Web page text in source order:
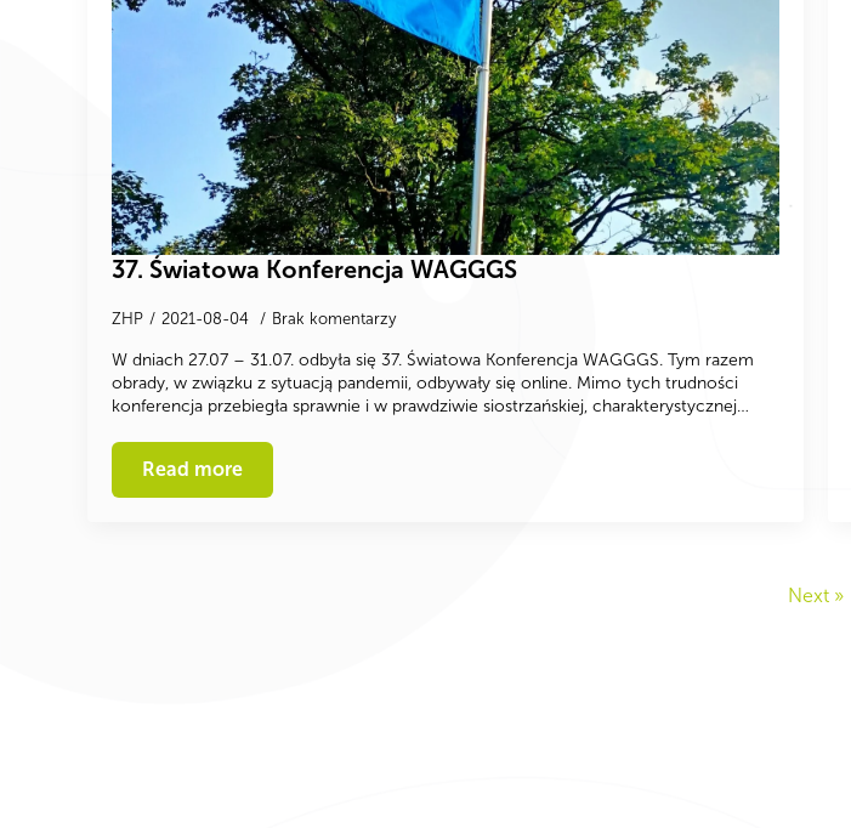
37. Światowa Konferencja WAGGGS
ZHP 2021-08-04 Brak komentarzy
W dniach 27.07 – 31.07. odbyła się 37. Światowa Konferencja WAGGGS. Tym razem
obrady, w związku z sytuacją pandemii, odbywały się online. Mimo tych trudności
konferencja przebiegła sprawnie i w prawdziwie siostrzańskiej, charakterystycznej…
Read more
Next »